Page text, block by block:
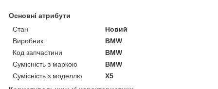
Основні атрибути
Стан
Новий
Виробник
BMW
Код запчастини
BMW
Сумісність з маркою
BMW
Сумісність з моделлю
X5